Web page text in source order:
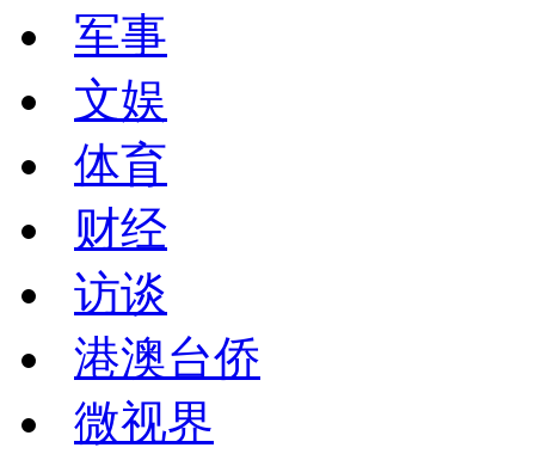
军事
文娱
体育
财经
访谈
港澳台侨
微视界